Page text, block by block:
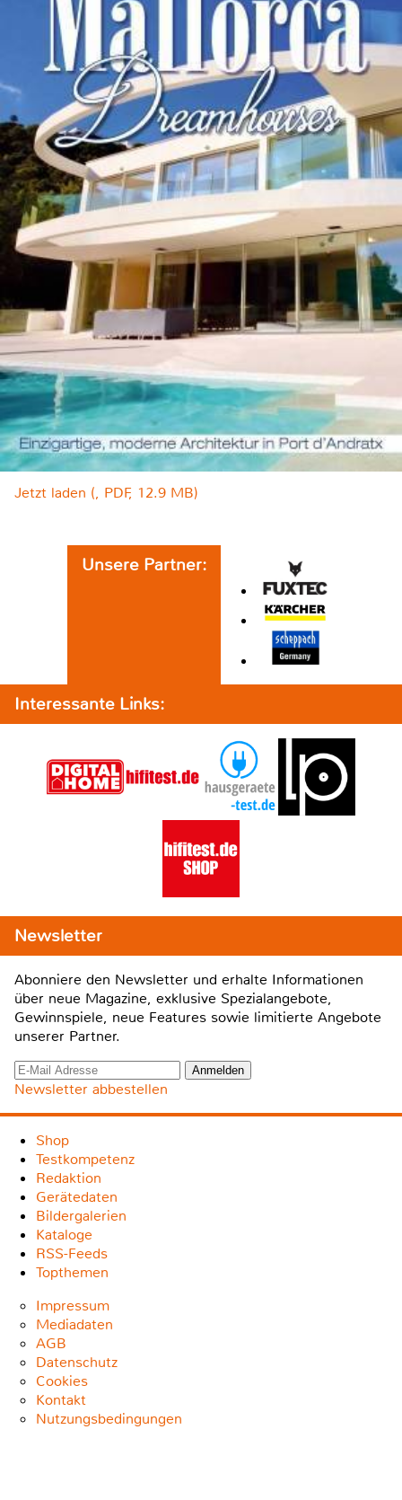
Jetzt laden (, PDF, 12.9 MB)
Unsere Partner:
Interessante Links:
Newsletter
Abonniere den Newsletter und erhalte Informationen
über neue Magazine, exklusive Spezialangebote,
Gewinnspiele, neue Features sowie limitierte Angebote
unserer Partner.
Newsletter abbestellen
Shop
Testkompetenz
Redaktion
Gerätedaten
Bildergalerien
Kataloge
RSS-Feeds
Topthemen
Impressum
Mediadaten
AGB
Datenschutz
Cookies
Kontakt
Nutzungsbedingungen